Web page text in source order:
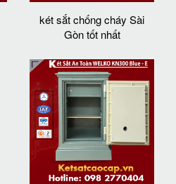
két sắt chống cháy Sài
Gòn tốt nhất